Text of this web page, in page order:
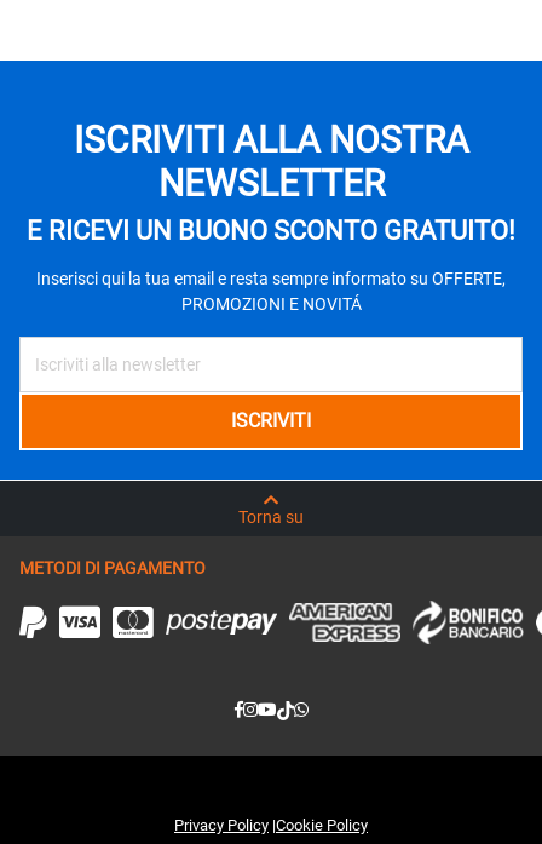
ISCRIVITI ALLA NOSTRA
NEWSLETTER
E RICEVI UN BUONO SCONTO GRATUITO!
Inserisci qui la tua email e resta sempre informato su OFFERTE,
PROMOZIONI E NOVITÁ
Torna su
METODI DI PAGAMENTO
Privacy Policy |Cookie Policy